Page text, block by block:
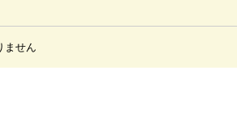
ません